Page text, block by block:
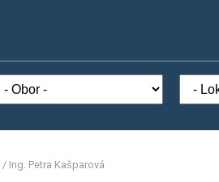
/ Ing. Petra Kašparová